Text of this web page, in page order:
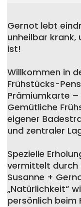
Gernot lebt
unheilbar krank,
ist!
Willkommen in
Frühstücks-
Prämiumkarte
Gemütliche
eigener
und zentraler
Spezielle
vermittelt durch
Susanne +
„Natürlichkeit“
persönlich beim